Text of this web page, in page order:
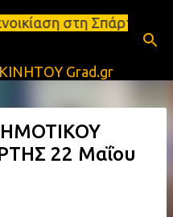
περιεχόμενο
Ενοικιάσεις
Grad.gr
22 Μαΐου